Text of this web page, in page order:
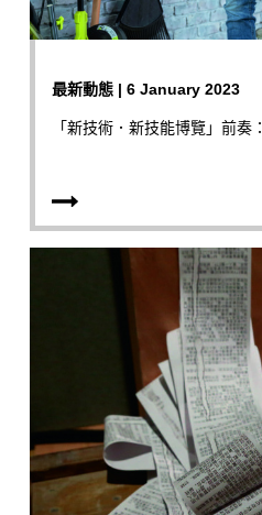
最新動態 | 6 January 2023
「新技術．新技能博覽」前